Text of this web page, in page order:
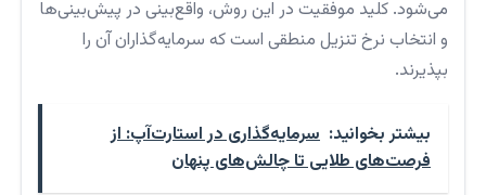
می‌شود. کلید موفقیت در این روش، واقع‌بینی در پیش‌بینی‌ها
و انتخاب نرخ تنزیل منطقی است که سرمایه‌گذاران آن را
بپذیرند.
بیشتر بخوانید: سرمایه‌گذاری در استارت‌آپ: از
فرصت‌های طلایی تا چالش‌های پنهان